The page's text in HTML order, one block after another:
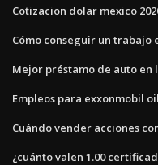
Cotizacion dolar mexico
Cómo conseguir un
Mejor préstamo de auto
Empleos para exxonmobil
Cuándo vender acciones
¿cuánto valen 1.00